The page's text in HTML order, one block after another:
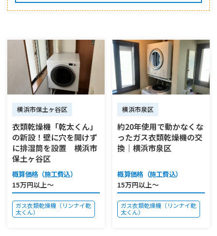
横浜市保土ヶ谷区
衣類乾燥機「乾太くん」
の新設！壁に穴を開けず
に排湿筒を設置 横浜市
保土ヶ谷区
概算価格（施工費込）
15万円以上～
ガス衣類乾燥機（リンナイ乾
太くん）
横浜市泉区
約20年使用で動かなくな
ったガス衣類乾燥機の交
換｜横浜市泉区
概算価格（施工費込）
15万円以上～
ガス衣類乾燥機（リンナイ乾
太くん）